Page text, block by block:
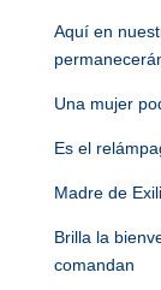
Aquí en
Una mujer
Es el
Madre de
Brilla la
comandan